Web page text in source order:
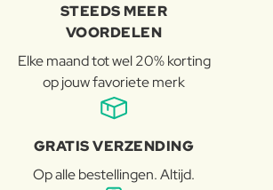
STEEDS MEER
VOORDELEN
Elke maand tot wel 20% korting
op jouw favoriete merk
GRATIS VERZENDING
Op alle bestellingen. Altijd.